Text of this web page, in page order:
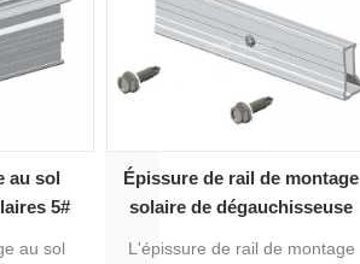
profil en
de rail
à
de
longueur peut être adaptée à
différentes exigences, le
traitement de surface est
anodisé.
au sol
5#
au sol
Épissure de rail de montage
solaire de dégauchisseuse
L'épissure de rail de montage